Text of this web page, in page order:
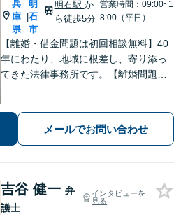
兵
庫
県
|
明
石
市
明石駅 か
ら徒歩5分
営業時間：09:00~1
8:00（平日）
【離婚・借金問題は初回相談無料】40
年にわたり、地域に根差し、寄り添っ
てきた法律事務所です。【離婚問題】
【借金問題】受任から申し立てまでス
ピーディーに対応いたします【明石駅7
メールでお問い合わせ
吉谷 健一 弁
護士
インタビューを
見る